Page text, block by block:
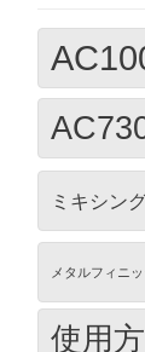
ミキシン
メタルフィニッ
使用